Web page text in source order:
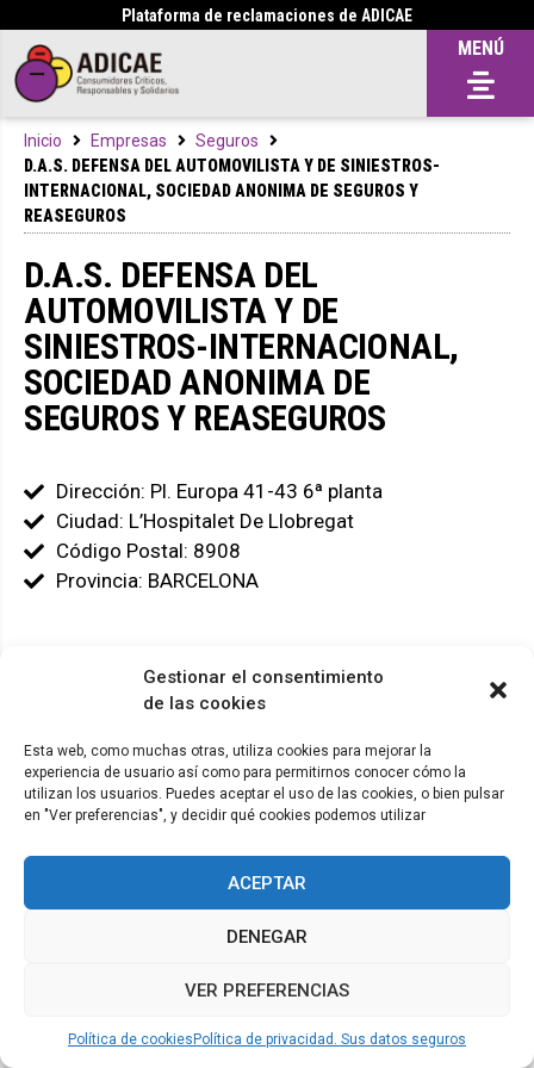
Gestionar el consentimiento
de las cookies
Esta web, como muchas otras, utiliza cookies para mejorar la
experiencia de usuario así como para permitirnos conocer cómo la
utilizan los usuarios. Puedes aceptar el uso de las cookies, o bien pulsar
en "Ver preferencias", y decidir qué cookies podemos utilizar
ACEPTAR
DENEGAR
VER PREFERENCIAS
Política de cookies Política de privacidad. Sus datos seguros
Plataforma de reclamaciones de ADICAE
MENÚ
Inicio Empresas
Seguros
D.A.S. DEFENSA DEL AUTOMOVILISTA Y DE SINIESTROS-
INTERNACIONAL, SOCIEDAD ANONIMA DE SEGUROS Y
REASEGUROS
D.A.S. DEFENSA DEL
AUTOMOVILISTA Y DE
SINIESTROS-INTERNACIONAL,
SOCIEDAD ANONIMA DE
SEGUROS Y REASEGUROS
Dirección: Pl. Europa 41-43 6ª planta
Ciudad: L’Hospitalet De Llobregat
Código Postal: 8908
Provincia: BARCELONA